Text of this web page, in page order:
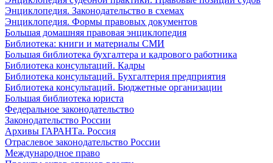
Энциклопедия. Законодательство в схемах
Энциклопедия. Формы правовых документов
Большая домашняя правовая энциклопедия
Библиотека: книги и материалы СМИ
Большая библиотека бухгалтера и кадрового работника
Библиотека консультаций. Кадры
Библиотека консультаций. Бухгалтерия предприятия
Библиотека консультаций. Бюджетные организации
Большая библиотека юриста
Федеральное законодательство
Законодательство России
Архивы ГАРАНТа. Россия
Отраслевое законодательство России
Международное право